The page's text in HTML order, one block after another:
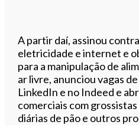
A partir daí, assinou
eletricidade e internet e
para a manipulação de
ar livre, anunciou vagas
LinkedIn e no Indeed e
comerciais com
diárias de pão e outros